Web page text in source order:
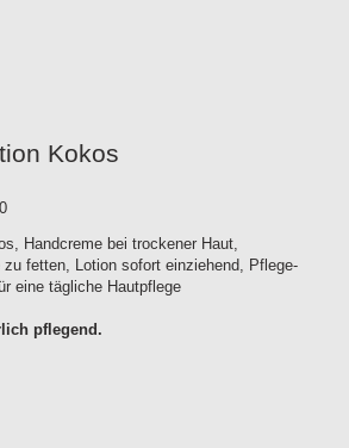
Kokos
Handcreme bei trockener Haut,
fetten, Lotion sofort einziehend, Pflege-
eine tägliche Hautpflege
pflegend.